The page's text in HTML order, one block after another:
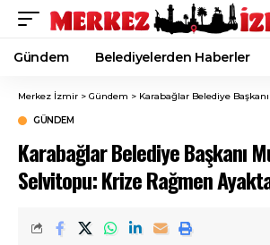
Gündem Belediyelerden Haberler
Merkez İzmir > Gündem > Karabağlar Belediye Başkanı Muhittin
GÜNDEM
Karabağlar Belediye Başkanı
Selvitopu: Krize Rağmen